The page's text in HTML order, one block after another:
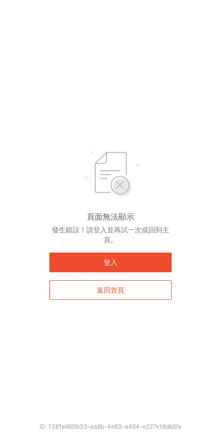
頁面無法顯示
發生錯誤！請登入並再試一次或回到主
頁。
登入
返回首頁
ID: 1381e660b33-ea8b-4e63-a464-e227e16db5fa